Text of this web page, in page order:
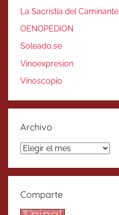
La Sacristía del Caminante
OENOPEDION
Soleado.se
Vinoexpresion
Vinoscopio
Archivo
Archivo
Comparte